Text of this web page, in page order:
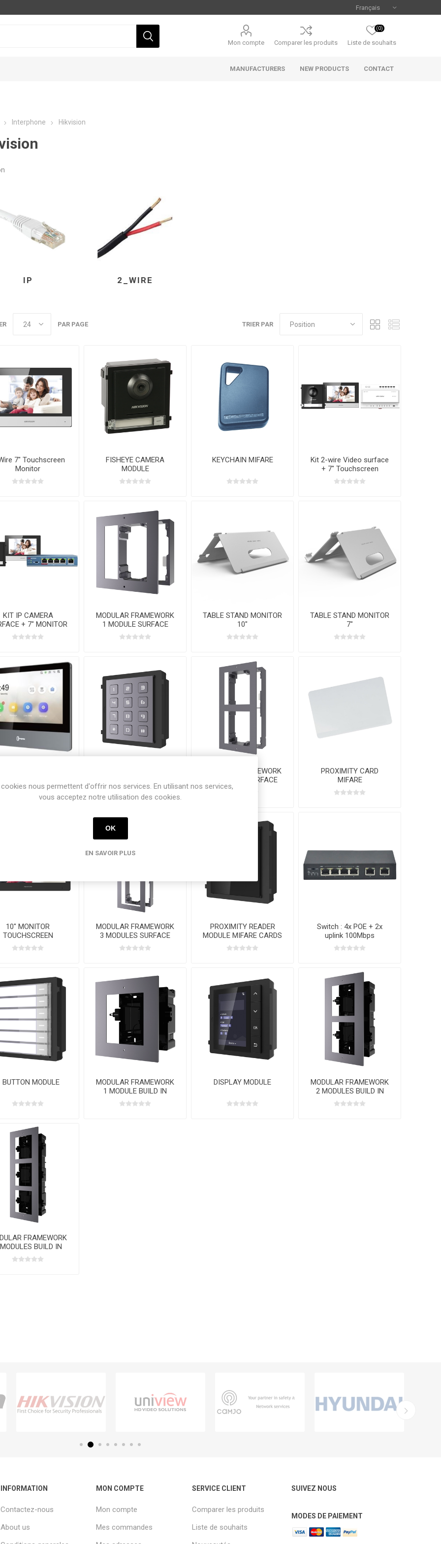
Mon compte Comparer les produits Liste de souhaits
(0)
MANUFACTURERS NEW PRODUCTS CONTACT
Interphone Hikvision
IP 2_WIRE
TRIER PAR
PAR PAGE
7" Touchscreen
Monitor
FISHEYE CAMERA
MODULE
KEYCHAIN MIFARE
Kit 2-wire Video surface
+ 7" Touchscreen
monitor + 4Ch 2-wire
switch
KIT IP CAMERA
+ 7" MONITOR
POE SWITCHER
MODULAR FRAMEWORK
1 MODULE SURFACE
TABLE STAND MONITOR
10"
TABLE STAND MONITOR
7"
MODULAR FRAMEWORK
2 MODULES SURFACE
PROXIMITY CARD
MIFARE
10" MONITOR
TOUCHSCREEN
MODULAR FRAMEWORK
3 MODULES SURFACE
PROXIMITY READER
MODULE MIFARE CARDS
Switch : 4x POE + 2x
uplink 100Mbps
BUTTON MODULE
MODULAR FRAMEWORK
1 MODULE BUILD IN
DISPLAY MODULE
MODULAR FRAMEWORK
2 MODULES BUILD IN
FRAMEWORK
BUILD IN
INFORMATION
Contactez-nous
About us
MON COMPTE
Mon compte
Mes commandes
SERVICE CLIENT
Comparer les produits
Liste de souhaits
SUIVEZ NOUS
MODES DE PAIEMENT
nous permettent d'offrir nos services. En utilisant nos services,
vous acceptez notre utilisation des cookies.
OK
EN SAVOIR PLUS